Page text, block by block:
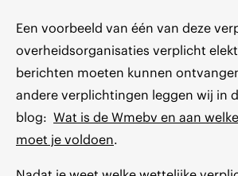
Een voorbeeld van één van deze
overheidsorganisaties verplicht
berichten moeten kunnen
andere verplichtingen leggen wij in
blog: Wat is de Wmebv en aan
moet je voldoen